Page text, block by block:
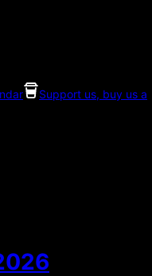
Support us, buy us a